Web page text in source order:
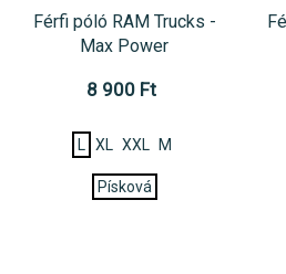
Férfi póló RAM Trucks -
Max Power
8 900 Ft
L XL XXL M
Písková